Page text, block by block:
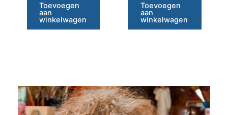
Toevoegen
aan
winkelwagen
Toevoegen
aan
winkelwagen